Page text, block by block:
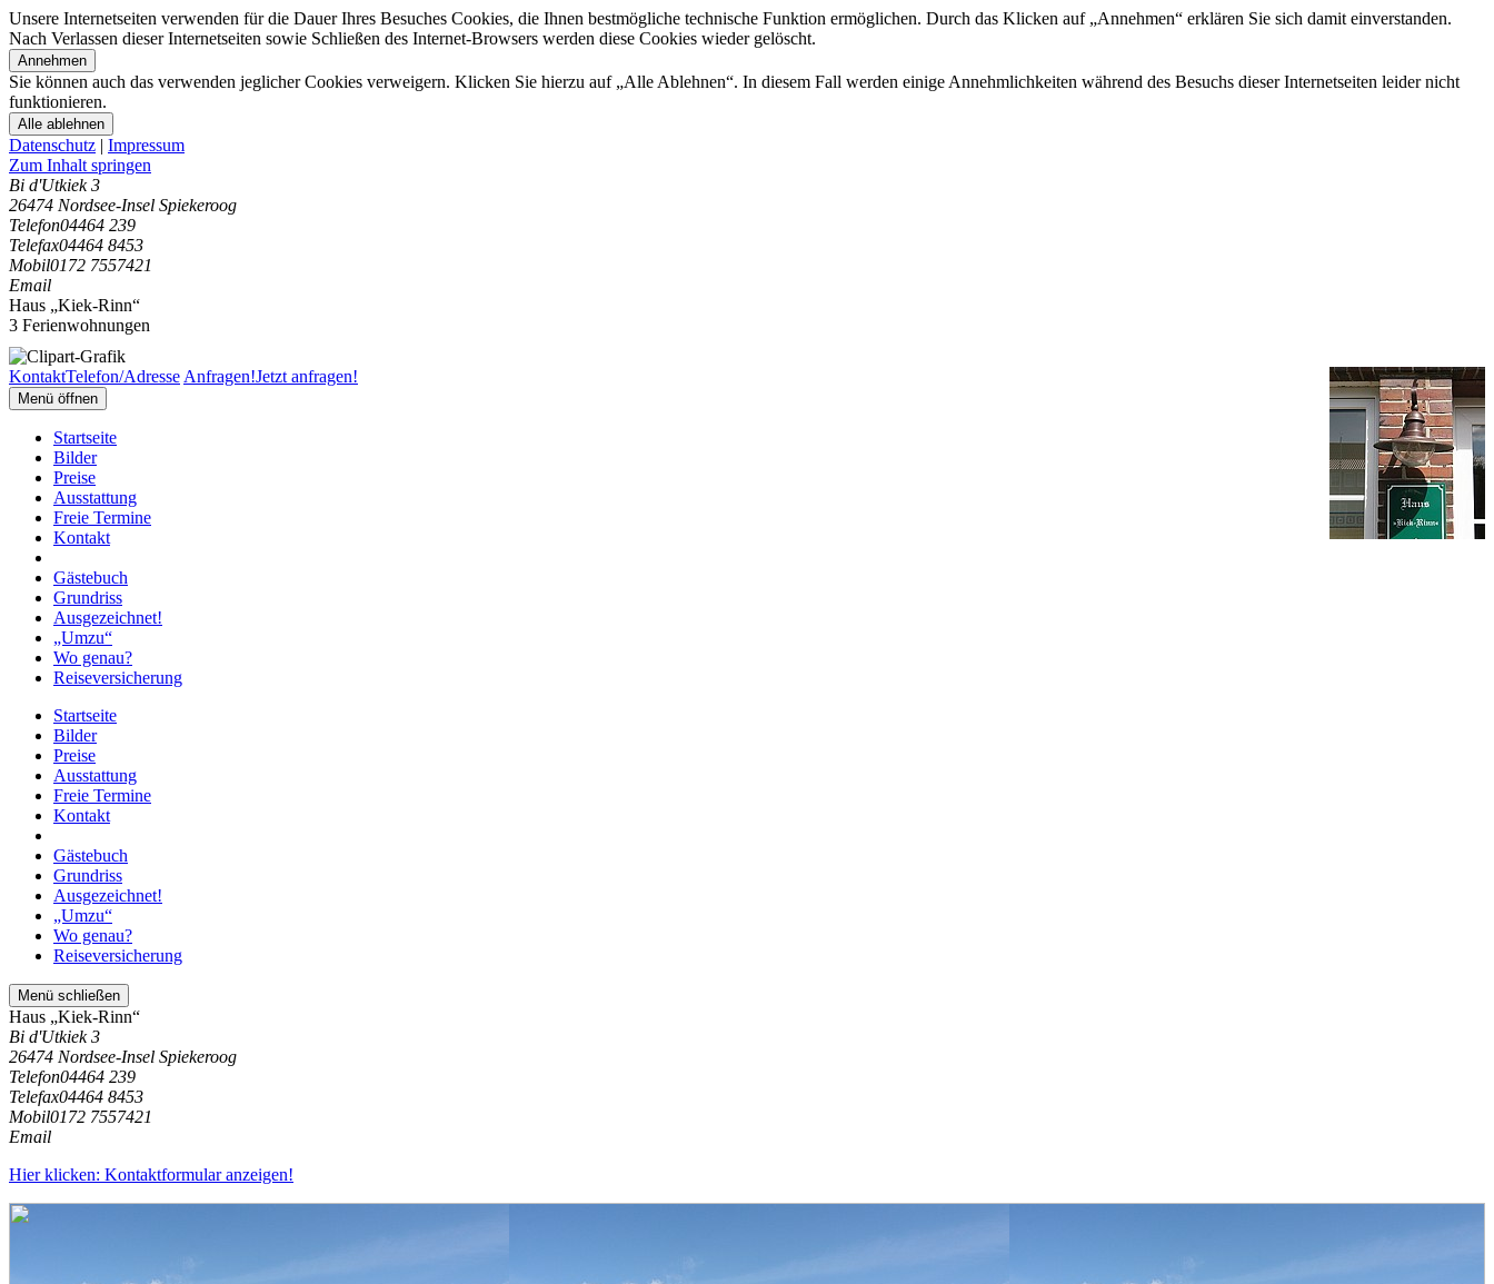
Unsere Internetseiten verwenden für die Dauer Ihres Besuches Cookies, die Ihnen bestmögliche technische Funktion ermöglichen. Durch das Klicken auf „Annehmen“ erklären Sie sich damit einverstanden.
Nach Verlassen dieser Internetseiten sowie Schließen des Internet-Browsers werden diese Cookies wieder gelöscht.
Annehmen
Sie können auch das verwenden jeglicher Cookies verweigern. Klicken Sie hierzu auf „Alle Ablehnen“. In diesem Fall werden einige Annehmlichkeiten während des Besuchs dieser Internetseiten leider nicht
funktionieren.
Alle ablehnen
Datenschutz | Impressum
Zum Inhalt springen
Bi d'Utkiek 3
26474 Nordsee-Insel Spiekeroog
Telefon04464 239
Telefax04464 8453
Mobil0172 7557421
Email
Haus „Kiek-Rinn“
3 Ferienwohnungen
KontaktTelefon/Adresse Anfragen!Jetzt anfragen!
Menü öffnen
Startseite
Bilder
Preise
Ausstattung
Freie Termine
Kontakt
Gästebuch
Grundriss
Ausgezeichnet!
„Umzu“
Wo genau?
Reiseversicherung
Startseite
Bilder
Preise
Ausstattung
Freie Termine
Kontakt
Gästebuch
Grundriss
Ausgezeichnet!
„Umzu“
Wo genau?
Reiseversicherung
Menü schließen
Haus „Kiek-Rinn“
Bi d'Utkiek 3
26474 Nordsee-Insel Spiekeroog
Telefon04464 239
Telefax04464 8453
Mobil0172 7557421
Email
Hier klicken: Kontaktformular anzeigen!